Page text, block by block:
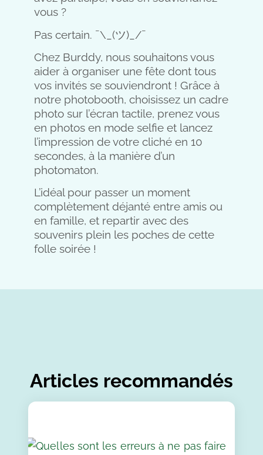
vous ?
Pas certain. ¯\_(ツ)_/¯
Chez Burddy, nous souhaitons vous
aider à organiser une fête dont tous
vos invités se souviendront ! Grâce à
notre photobooth, choisissez un cadre
photo sur l’écran tactile, prenez vous
en photos en mode selfie et lancez
l’impression de votre cliché en 10
secondes, à la manière d’un
photomaton.
L’idéal pour passer un moment
complètement déjanté entre amis ou
en famille, et repartir avec des
souvenirs plein les poches de cette
folle soirée !
Articles recommandés